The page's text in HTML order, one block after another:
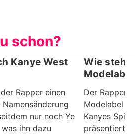
schon?
Kanye West
Rapper einen
nur noch Ye
ihn dazu
Wie steht
Der Rapper
Modelabel
Kanyes
präsentierte